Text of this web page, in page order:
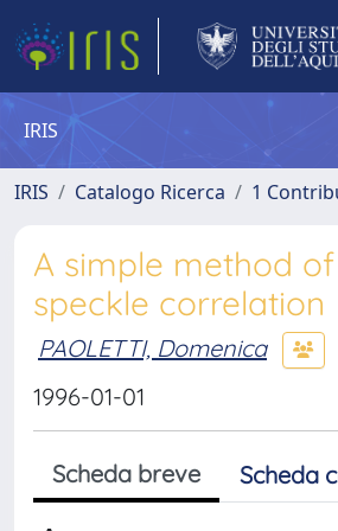
IRIS
IRIS Catalogo Ricerca 1
A simple method
speckle correlation
PAOLETTI, Domenica
1996-01-01
Scheda breve Scheda